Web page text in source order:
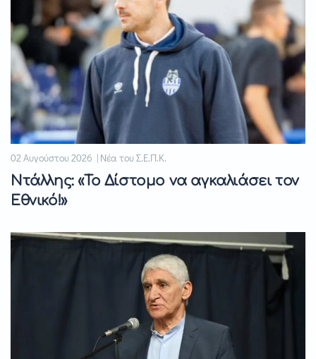
02 Αυγούστου 2026 | Νέα του Σ.Ε.Π.Κ.
Ντάλλης: «Το Δίστομο να αγκαλιάσει τον
Εθνικό!»